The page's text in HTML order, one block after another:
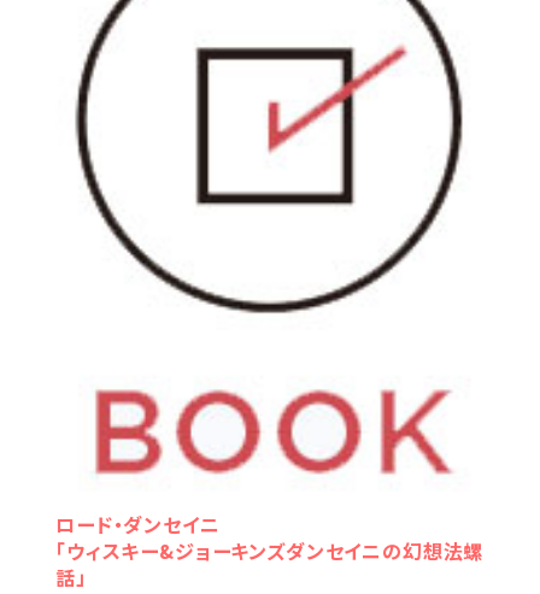
ロード・ダンセイニ
「ウィスキー&ジョーキンズダンセイニの幻想法螺
話」